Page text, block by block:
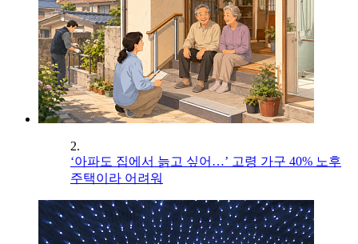
2.
‘아파도 집에서 늙고 싶어…’ 고령 가구 40% 노후
주택이라 어려워